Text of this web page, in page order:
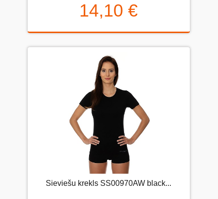
14,10 €
Sieviešu krekls SS00970AW black...